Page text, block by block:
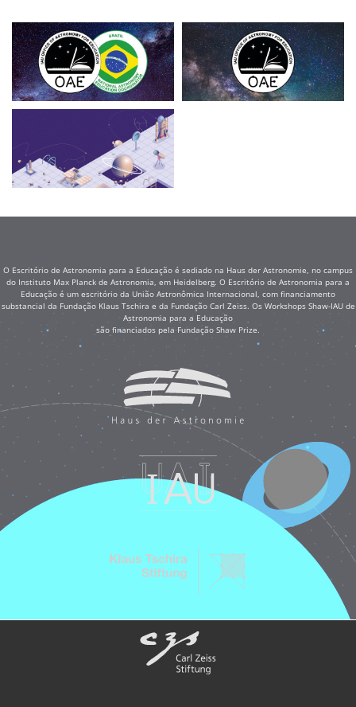
O Escritório de Astronomia para a Educação é sediado na Haus der Astronomie, no campus
do Instituto Max Planck de Astronomia, em Heidelberg. O Escritório de Astronomia para a
Educação é um escritório da União Astronômica Internacional, com financiamento
substancial da Fundação Klaus Tschira e da Fundação Carl Zeiss. Os Workshops Shaw-IAU de
Astronomia para a Educação
são financiados pela Fundação Shaw Prize.